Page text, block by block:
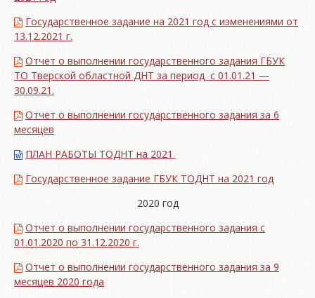
Государственное задание на 2021 год с изменениями от
13.12.2021 г.
Отчет о выполнении государственного задания ГБУК
ТО Тверской областной ДНТ за период с 01.01.21 —
30.09.21.
Отчет о выполнении государственного задания за 6
месяцев
ПЛАН РАБОТЫ ТОДНТ на 2021
Государственное задание ГБУК ТОДНТ на 2021 год
2020 год
Отчет о выполнении государственного задания с
01.01.2020 по 31.12.2020 г.
Отчет о выполнении государственного задания за 9
месяцев 2020 года